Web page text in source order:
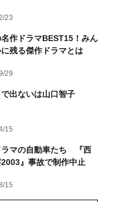
23
名作ドラマBEST15！みん
残る傑作ドラマとは
29
出ないは山口智子
15
ラマの自動車たち 『西
』事故で制作中止
15